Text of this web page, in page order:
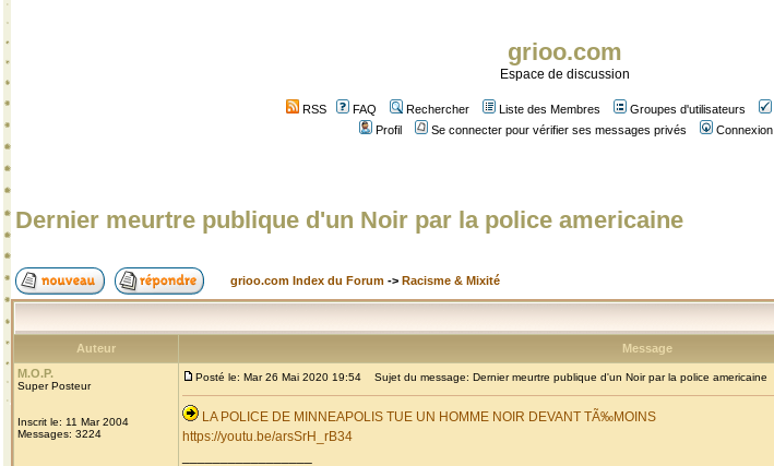
grioo.com
Espace de discussion
RSS FAQ Rechercher Liste des Membres Groupes d'utilisateurs
Profil
Se connecter pour vérifier ses messages privés Connexion
Dernier meurtre publique d'un Noir par la police americaine
grioo.com Index du Forum -> Racisme & Mixité
Auteur
Message
M.O.P.
Super Posteur
Inscrit le: 11 Mar 2004
Messages: 3224
Posté le: Mar 26 Mai 2020 19:54 Sujet du message: Dernier meurtre publique d'un Noir par la police americaine
LA POLICE DE MINNEAPOLIS TUE UN HOMME NOIR DEVANT TÃ‰MOINS
https://youtu.be/arsSrH_rB34